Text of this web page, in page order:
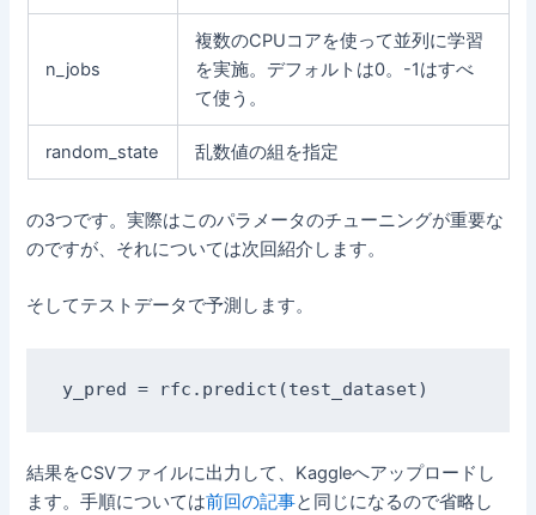
n_jobs
複数のCPUコアを使って並列に学習
を実施。デフォルトは0。-1はすべ
て使う。
random_state 乱数値の組を指定
の3つです。実際はこのパラメータのチューニングが重要な
のですが、それについては次回紹介します。
そしてテストデータで予測します。
y_pred = rfc.predict(test_dataset)
結果をCSVファイルに出力して、Kaggleへアップロードし
ます。手順については前回の記事と同じになるので省略し